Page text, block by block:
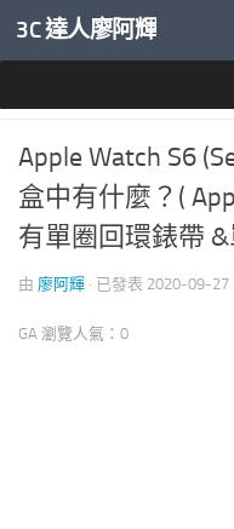
內文下方
3C 達人廖阿輝
Apple Watch S6
盒中有什麼？(
有單圈回環錶帶
由 廖阿輝 · 已發表 2020-09-27
GA 瀏覽人氣：0